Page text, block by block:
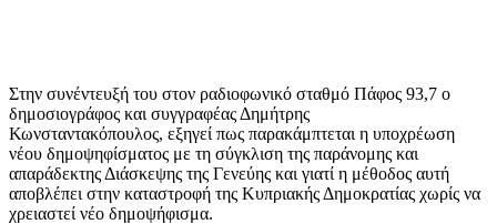
Στην συνέντευξή του στον ραδιοφωνικό σταθμό Πάφος 93,7 ο
δημοσιογράφος και συγγραφέας Δημήτρης
Κωνσταντακόπουλος, εξηγεί πως παρακάμπτεται η υποχρέωση
νέου δημοψηφίσματος με τη σύγκλιση της παράνομης και
απαράδεκτης Διάσκεψης της Γενεύης και γιατί η μέθοδος αυτή
αποβλέπει στην καταστροφή της Κυπριακής Δημοκρατίας χωρίς να
χρειαστεί νέο δημοψήφισμα.